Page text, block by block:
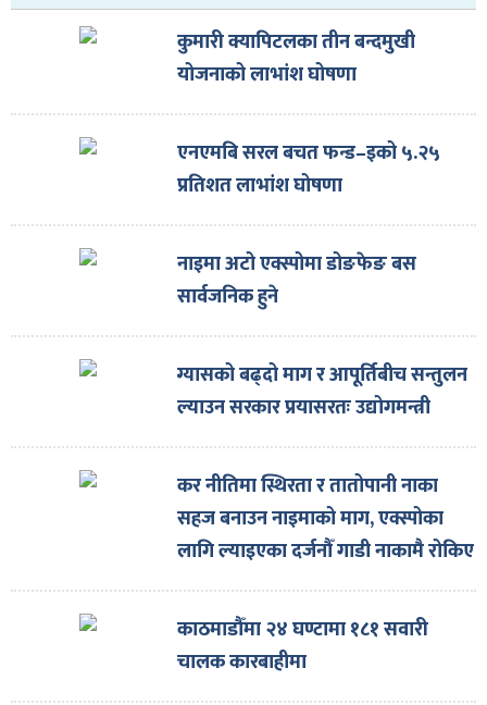
कुमारी क्यापिटलका तीन बन्दमुखी
योजनाको लाभांश घोषणा
एनएमबि सरल बचत फन्ड–इको ५.२५
प्रतिशत लाभांश घोषणा
नाइमा अटो एक्स्पोमा डोङफेङ बस
सार्वजनिक हुने
ग्यासको बढ्दो माग र आपूर्तिबीच सन्तुलन
ल्याउन सरकार प्रयासरतः उद्योगमन्त्री
कर नीतिमा स्थिरता र तातोपानी नाका
सहज बनाउन नाइमाको माग, एक्स्पोका
लागि ल्याइएका दर्जनौँ गाडी नाकामै रोकिए
काठमाडौँमा २४ घण्टामा १८१ सवारी
चालक कारबाहीमा